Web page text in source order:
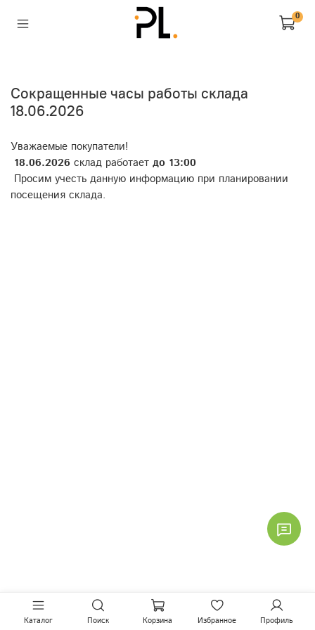
0
Сокращенные часы работы склада
18.06.2026
Уважаемые покупатели!
18.06.2026 склад работает до 13:00
Просим учесть данную информацию при планировании
посещения склада.
Каталог Поиск Корзина Избранное Профиль